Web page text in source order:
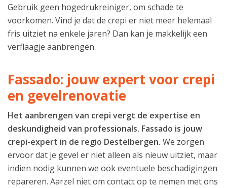
Gebruik geen hogedrukreiniger, om schade te
voorkomen. Vind je dat de crepi er niet meer helemaal
fris uitziet na enkele jaren? Dan kan je makkelijk een
verflaagje aanbrengen.
Fassado: jouw expert voor crepi
en gevelrenovatie
Het aanbrengen van crepi vergt de expertise en
deskundigheid van professionals. Fassado is jouw
crepi-expert in de regio Destelbergen. We zorgen
ervoor dat je gevel er niet alleen als nieuw uitziet, maar
indien nodig kunnen we ook eventuele beschadigingen
repareren. Aarzel niet om contact op te nemen met ons